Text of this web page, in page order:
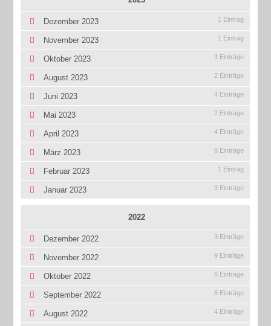
Dezember 2023 1 Eintrag
November 2023 1 Eintrag
Oktober 2023 3 Einträge
August 2023 2 Einträge
Juni 2023 4 Einträge
Mai 2023 2 Einträge
April 2023 4 Einträge
März 2023 6 Einträge
Februar 2023 1 Eintrag
Januar 2023 3 Einträge
2022
Dezember 2022 3 Einträge
November 2022 9 Einträge
Oktober 2022 6 Einträge
September 2022 8 Einträge
August 2022 4 Einträge